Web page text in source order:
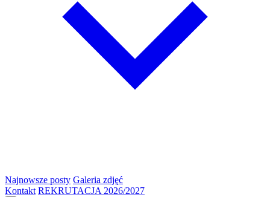
Najnowsze posty Galeria zdjęć
Kontakt REKRUTACJA 2026/2027